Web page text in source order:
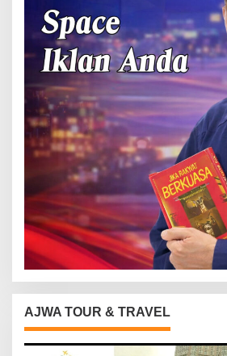
AJWA TOUR & TRAVEL